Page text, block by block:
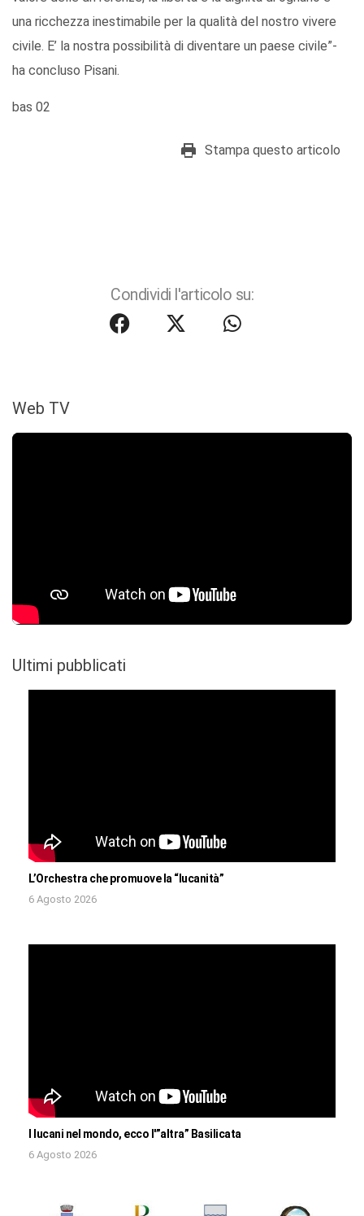
una ricchezza inestimabile per la qualità del nostro vivere
civile. E’ la nostra possibilità di diventare un paese civile”-
ha concluso Pisani.
bas 02
Stampa questo articolo
Condividi l'articolo su:
Web TV
Ultimi pubblicati
L’Orchestra che promuove la “lucanità”
6 Agosto 2026
I lucani nel mondo, ecco l'”altra” Basilicata
6 Agosto 2026